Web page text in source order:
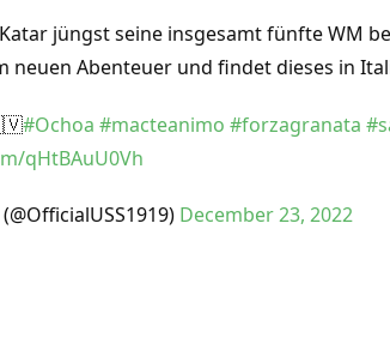
jüngst seine insgesamt fünfte WM
neuen Abenteuer und findet dieses in
#Ochoa #macteanimo #forzagranata
qHtBAuU0Vh
December 23, 2022